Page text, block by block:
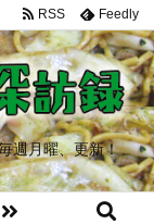
週月曜、更新！
RSS Feedly